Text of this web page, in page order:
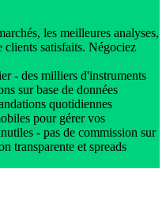
les meilleures analyses,
clients satisfaits. Négociez
- des milliers d'instruments
sur base de données
quotidiennes
pour gérer vos
- pas de commission sur
transparente et spreads